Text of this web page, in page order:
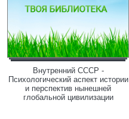
Внутренний СССР -
Психологический аспект истории
и перспектив нынешней
глобальной цивилизации